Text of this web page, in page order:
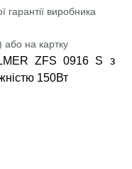
гарантії виробника
або на картку
ZFS 0916 S з
150Вт